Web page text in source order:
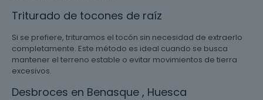
Triturado de tocones de raíz
Si se prefiere, trituramos el tocón sin necesidad de extraerlo
completamente. Este método es ideal cuando se busca
mantener el terreno estable o evitar movimientos de tierra
excesivos.
Desbroces en Benasque , Huesca